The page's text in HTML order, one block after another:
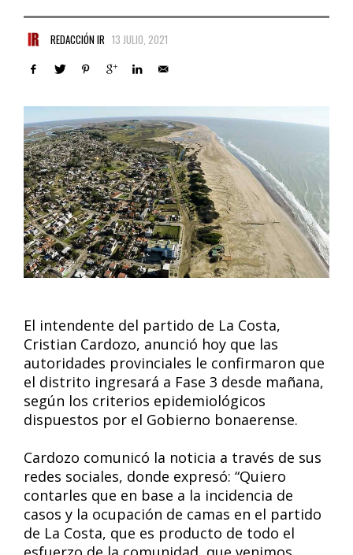
REDACCIÓN IR 13 JULIO, 2021
El intendente del partido de La Costa,
Cristian Cardozo, anunció hoy que las
autoridades provinciales le confirmaron que
el distrito ingresará a Fase 3 desde mañana,
según los criterios epidemiológicos
dispuestos por el Gobierno bonaerense.
Cardozo comunicó la noticia a través de sus
redes sociales, donde expresó: “Quiero
contarles que en base a la incidencia de
casos y la ocupación de camas en el partido
de La Costa, que es producto de todo el